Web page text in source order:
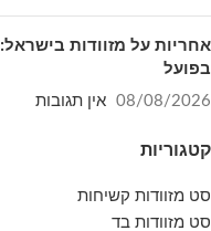
בפועל
08/08/2026 אין תגובות
קטגוריות
סט מזוודות קשיחות
סט מזוודות בד